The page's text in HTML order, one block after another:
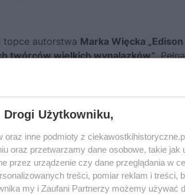
topce autorstwa Marka Więcka „Edison
twórców wielkich wynalazków”.
Drogi Użytkowniku,
oraz inne podmioty z
oraz przetwarzamy dane osobowe, takie jak
przez urządzenie czy dane przeglądania w
treści, pomiar reklam i treści,
my i Zaufani Partnerzy możemy używać